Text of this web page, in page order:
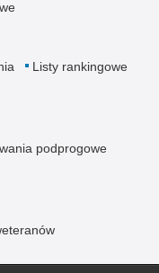
Listy rankingowe
podprogowe